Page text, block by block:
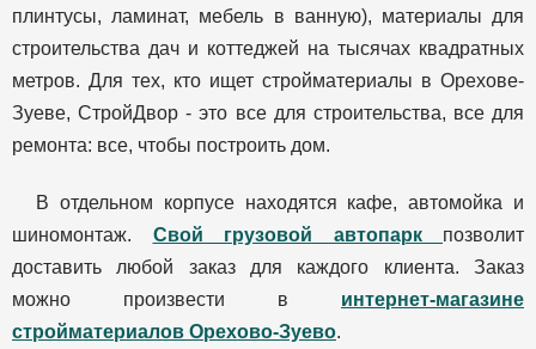
плинтусы, ламинат, мебель в ванную), материалы для
строительства дач и коттеджей на тысячах квадратных
метров. Для тех, кто ищет стройматериалы в Орехове-
Зуеве, СтройДвор - это все для строительства, все для
ремонта: все, чтобы построить дом.
В отдельном корпусе находятся кафе, автомойка и
шиномонтаж. Свой грузовой автопарк позволит
доставить любой заказ для каждого клиента. Заказ
можно произвести в интернет-магазине
стройматериалов Орехово-Зуево.